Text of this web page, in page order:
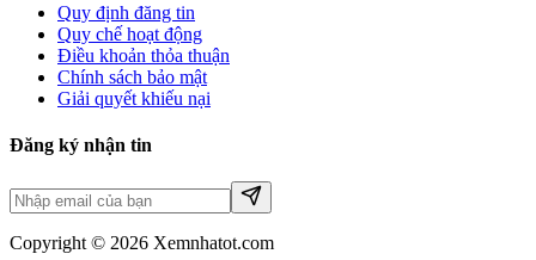
Quy định đăng tin
Quy chế hoạt động
Điều khoản thỏa thuận
Chính sách bảo mật
Giải quyết khiếu nại
Đăng ký nhận tin
Copyright © 2026 Xemnhatot.com